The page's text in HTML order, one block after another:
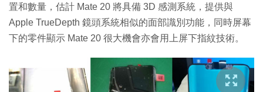
置和數量，估計 Mate 20 將具備 3D 感測系統，提供與
Apple TrueDepth 鏡頭系統相似的面部識別功能，同時屏幕
下的零件顯示 Mate 20 很大機會亦會用上屏下指紋技術。